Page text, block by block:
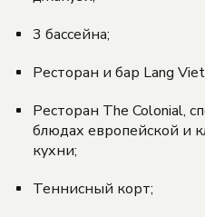
3 бассейна;
Ресторан и бар Lang
Ресторан The Colonial,
блюдах европейской и
кухни;
Теннисный корт;